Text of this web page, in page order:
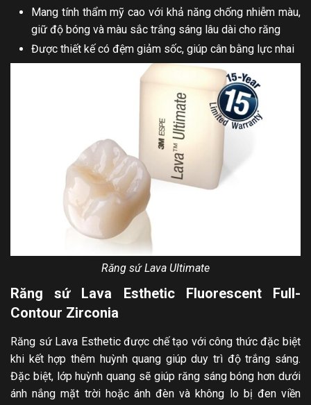
Mang tính thẩm mỹ cao với khả năng chống nhiễm màu,
giữ độ bóng và màu sắc trắng sáng lâu dài cho răng
Được thiết kế có đệm giảm sốc, giúp cân bằng lực nhai
Răng sứ Lava Ultimate
Răng sứ Lava Esthetic Fluorescent Full-
Contour Zirconia
Răng sứ Lava Esthetic được chế tạo với công thức đặc biệt
khi kết hợp thêm huỳnh quang giúp duy trì độ trắng sáng.
Đặc biệt, lớp huỳnh quang sẽ giúp răng sáng bóng hơn dưới
ánh nắng mặt trời hoặc ánh đèn và không lo bị đen viền